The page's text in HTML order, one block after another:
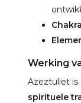
Werking
Azeztuliet is
spirituele